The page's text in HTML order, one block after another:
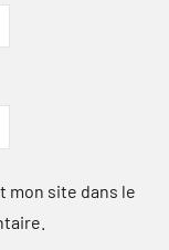
mon site dans le